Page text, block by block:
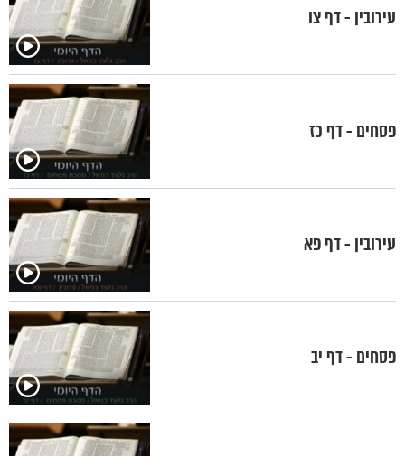
עירובין - דף צו
פסחים - דף כז
עירובין - דף פא
פסחים - דף יב